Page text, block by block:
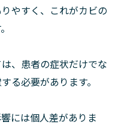
やすく、これがカビの
、患者の症状だけでな
る必要があります。
には個人差がありま